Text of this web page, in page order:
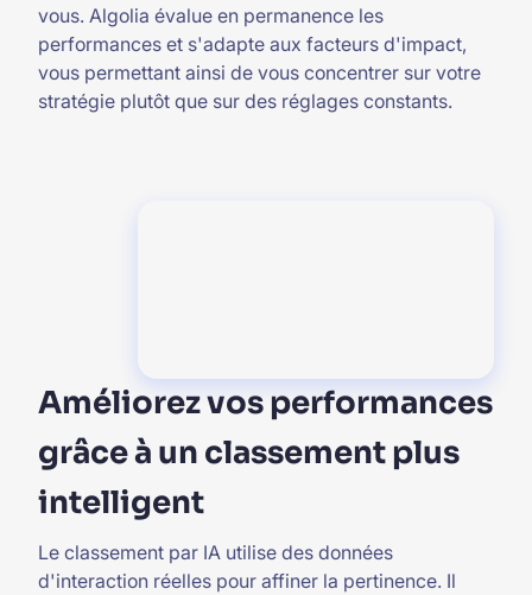
vous. Algolia évalue en permanence les
performances et s'adapte aux facteurs d'impact,
vous permettant ainsi de vous concentrer sur votre
stratégie plutôt que sur des réglages constants.
Améliorez vos performances
grâce à un classement plus
intelligent
Le classement par IA utilise des données
d'interaction réelles pour affiner la pertinence. Il